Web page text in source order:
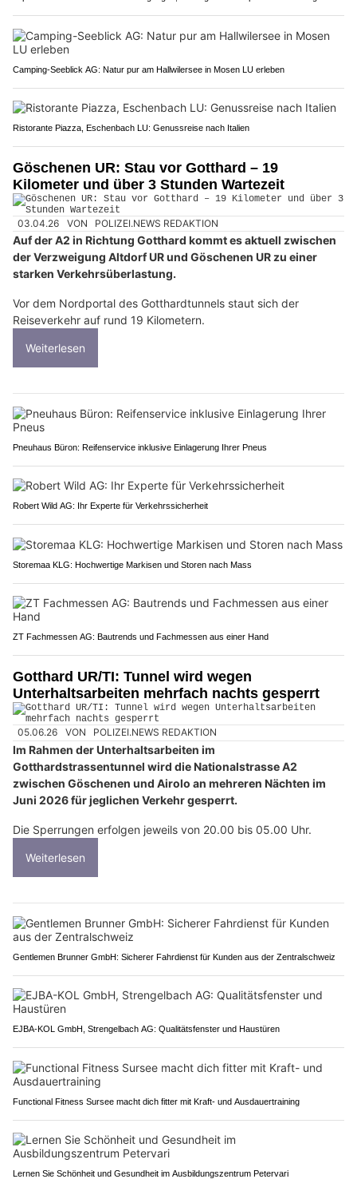
Camping-Seeblick AG: Natur pur am Hallwilersee in Mosen LU erleben
Ristorante Piazza, Eschenbach LU: Genussreise nach Italien
Göschenen UR: Stau vor Gotthard – 19
Kilometer und über 3 Stunden Wartezeit
03.04.26 VON POLIZEI.NEWS REDAKTION
Auf der A2 in Richtung Gotthard kommt es aktuell zwischen
der Verzweigung Altdorf UR und Göschenen UR zu einer
starken Verkehrsüberlastung.
Vor dem Nordportal des Gotthardtunnels staut sich der
Reiseverkehr auf rund 19 Kilometern.
Weiterlesen
Pneuhaus Büron: Reifenservice inklusive Einlagerung Ihrer Pneus
Robert Wild AG: Ihr Experte für Verkehrssicherheit
Storemaa KLG: Hochwertige Markisen und Storen nach Mass
ZT Fachmessen AG: Bautrends und Fachmessen aus einer Hand
Gotthard UR/TI: Tunnel wird wegen
Unterhaltsarbeiten mehrfach nachts gesperrt
05.06.26 VON POLIZEI.NEWS REDAKTION
Im Rahmen der Unterhaltsarbeiten im
Gotthardstrassentunnel wird die Nationalstrasse A2
zwischen Göschenen und Airolo an mehreren Nächten im
Juni 2026 für jeglichen Verkehr gesperrt.
Die Sperrungen erfolgen jeweils von 20.00 bis 05.00 Uhr.
Weiterlesen
Gentlemen Brunner GmbH: Sicherer Fahrdienst für Kunden aus der Zentralschweiz
EJBA-KOL GmbH, Strengelbach AG: Qualitätsfenster und Haustüren
Functional Fitness Sursee macht dich fitter mit Kraft- und Ausdauertraining
Lernen Sie Schönheit und Gesundheit im Ausbildungszentrum Petervari